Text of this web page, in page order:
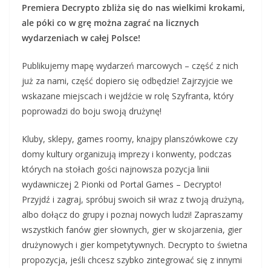
Premiera Decrypto zbliża się do nas wielkimi krokami,
ale póki co w grę można zagrać na licznych
wydarzeniach w całej Polsce!
Publikujemy mapę wydarzeń marcowych – część z nich
już za nami, część dopiero się odbędzie! Zajrzyjcie we
wskazane miejscach i wejdźcie w rolę Szyfranta, który
poprowadzi do boju swoją drużynę!
Kluby, sklepy, games roomy, knajpy planszówkowe czy
domy kultury organizują imprezy i konwenty, podczas
których na stołach gości najnowsza pozycja linii
wydawniczej 2 Pionki od Portal Games – Decrypto!
Przyjdź i zagraj, spróbuj swoich sił wraz z twoją drużyną,
albo dołącz do grupy i poznaj nowych ludzi! Zapraszamy
wszystkich fanów gier słownych, gier w skojarzenia, gier
drużynowych i gier kompetytywnych. Decrypto to świetna
propozycja, jeśli chcesz szybko zintegrować się z innymi